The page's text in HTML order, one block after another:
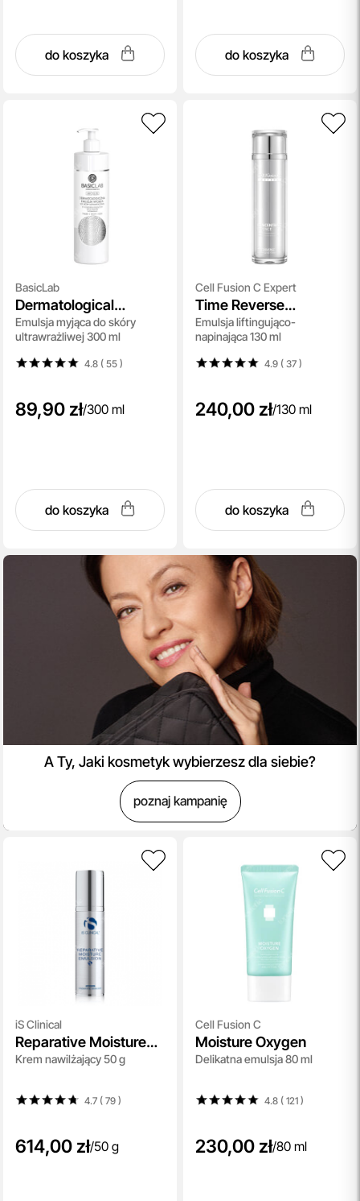
do koszyka do koszyka
BasicLab
Dermatological
Puryfing Emulsion
Emulsja myjąca do skóry
ultrawrażliwej 300 ml
4.8 ( 55)
89,90 zł/300 ml
do koszyka
Cell Fusion C Expert
Time Reverse
Concentrate Essence
Emulsja liftingująco-
napinająca 130 ml
4.9 ( 37)
240,00 zł/130 ml
do koszyka
A Ty, Jaki kosmetyk wybierzesz dla siebie?
poznaj kampanię
iS Clinical
Reparative Moisture
Emulsion
Krem nawilżający 50 g
4.7 ( 79)
614,00 zł/50 g
Cell Fusion C
Moisture Oxygen
Delikatna emulsja 80 ml
4.8 ( 121)
230,00 zł/80 ml